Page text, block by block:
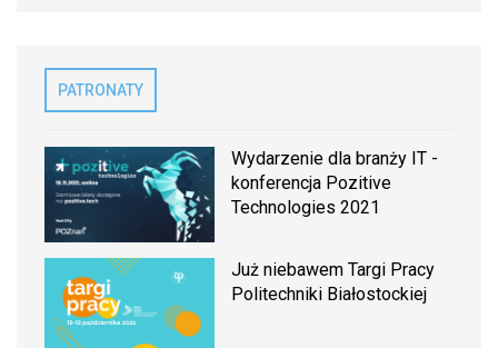
PATRONATY
Wydarzenie dla branży IT -
konferencja Pozitive
Technologies 2021
Już niebawem Targi Pracy
Politechniki Białostockiej